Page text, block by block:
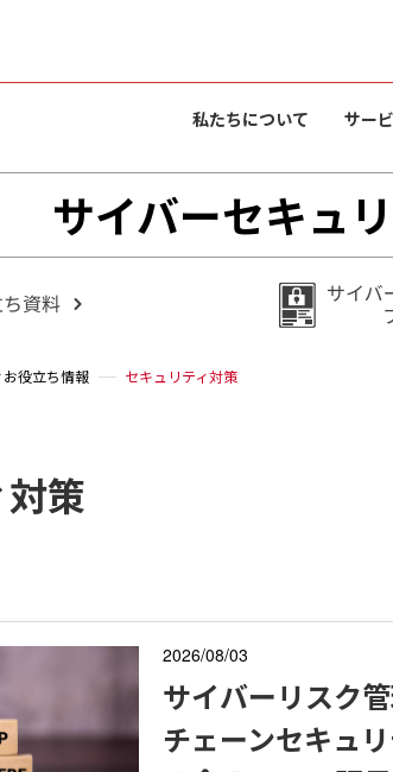
私たちについて サー
サイバーセキュ
役立ち情報 セキュリティ対策
策
2026/08/03
サイバーリスク
チェーンセキュ